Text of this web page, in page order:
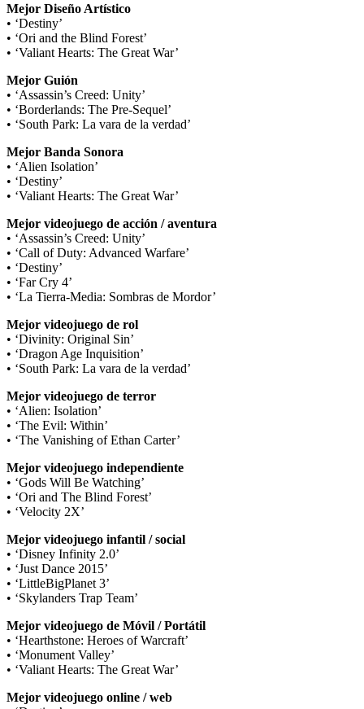
Mejor Diseño Artístico
• ‘Destiny’
• ‘Ori and the Blind Forest’
• ‘Valiant Hearts: The Great War’
Mejor Guión
• ‘Assassin’s Creed: Unity’
• ‘Borderlands: The Pre-Sequel’
• ‘South Park: La vara de la verdad’
Mejor Banda Sonora
• ‘Alien Isolation’
• ‘Destiny’
• ‘Valiant Hearts: The Great War’
Mejor videojuego de acción / aventura
• ‘Assassin’s Creed: Unity’
• ‘Call of Duty: Advanced Warfare’
• ‘Destiny’
• ‘Far Cry 4’
• ‘La Tierra-Media: Sombras de Mordor’
Mejor videojuego de rol
• ‘Divinity: Original Sin’
• ‘Dragon Age Inquisition’
• ‘South Park: La vara de la verdad’
Mejor videojuego de terror
• ‘Alien: Isolation’
• ‘The Evil: Within’
• ‘The Vanishing of Ethan Carter’
Mejor videojuego independiente
• ‘Gods Will Be Watching’
• ‘Ori and The Blind Forest’
• ‘Velocity 2X’
Mejor videojuego infantil / social
• ‘Disney Infinity 2.0’
• ‘Just Dance 2015’
• ‘LittleBigPlanet 3’
• ‘Skylanders Trap Team’
Mejor videojuego de Móvil / Portátil
• ‘Hearthstone: Heroes of Warcraft’
• ‘Monument Valley’
• ‘Valiant Hearts: The Great War’
Mejor videojuego online / web